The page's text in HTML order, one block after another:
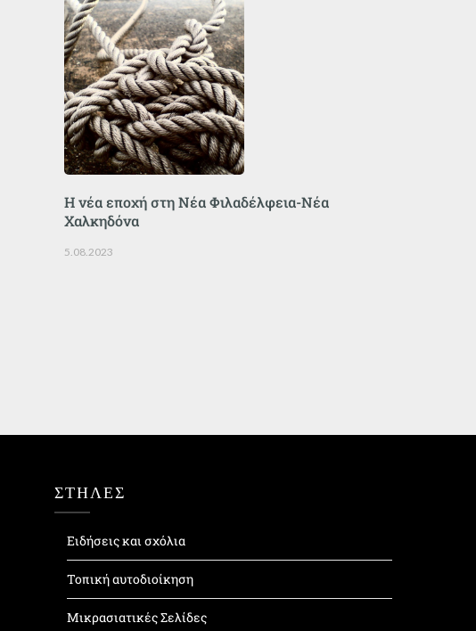
Η νέα εποχή στη Νέα Φιλαδέλφεια-Νέα
Χαλκηδόνα
5.08.2023
ΣΤΗΛΕΣ
Ειδήσεις και σχόλια
Τοπική αυτοδιοίκηση
Μικρασιατικές Σελίδες